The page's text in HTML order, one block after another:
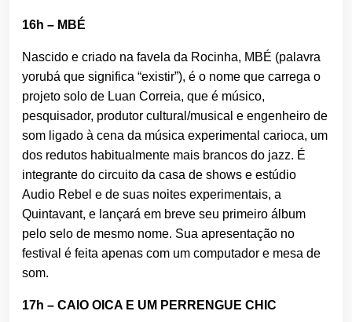
16h – MBÉ
Nascido e criado na favela da Rocinha, MBÉ (palavra
yorubá que significa “existir”), é o nome que carrega o
projeto solo de Luan Correia, que é músico,
pesquisador, produtor cultural/musical e engenheiro de
som ligado à cena da música experimental carioca, um
dos redutos habitualmente mais brancos do jazz. É
integrante do circuito da casa de shows e estúdio
Audio Rebel e de suas noites experimentais, a
Quintavant, e lançará em breve seu primeiro álbum
pelo selo de mesmo nome. Sua apresentação no
festival é feita apenas com um computador e mesa de
som.
17h – CAIO OICA E UM PERRENGUE CHIC